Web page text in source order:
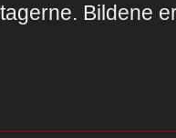
Bildene